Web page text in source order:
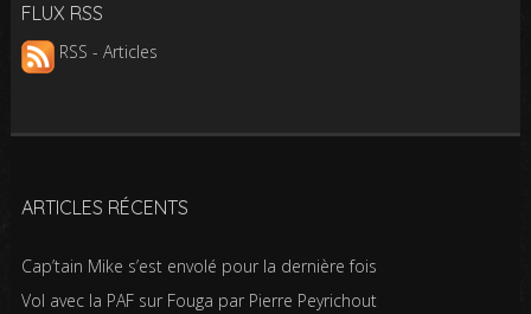
FLUX RSS
RSS - Articles
ARTICLES RÉCENTS
Cap’tain Mike s’est envolé pour la dernière fois
Vol avec la PAF sur Fouga par Pierre Peyrichout